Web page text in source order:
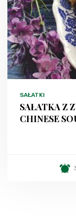
SAŁATKI
SAŁATKA Z
CHINESE